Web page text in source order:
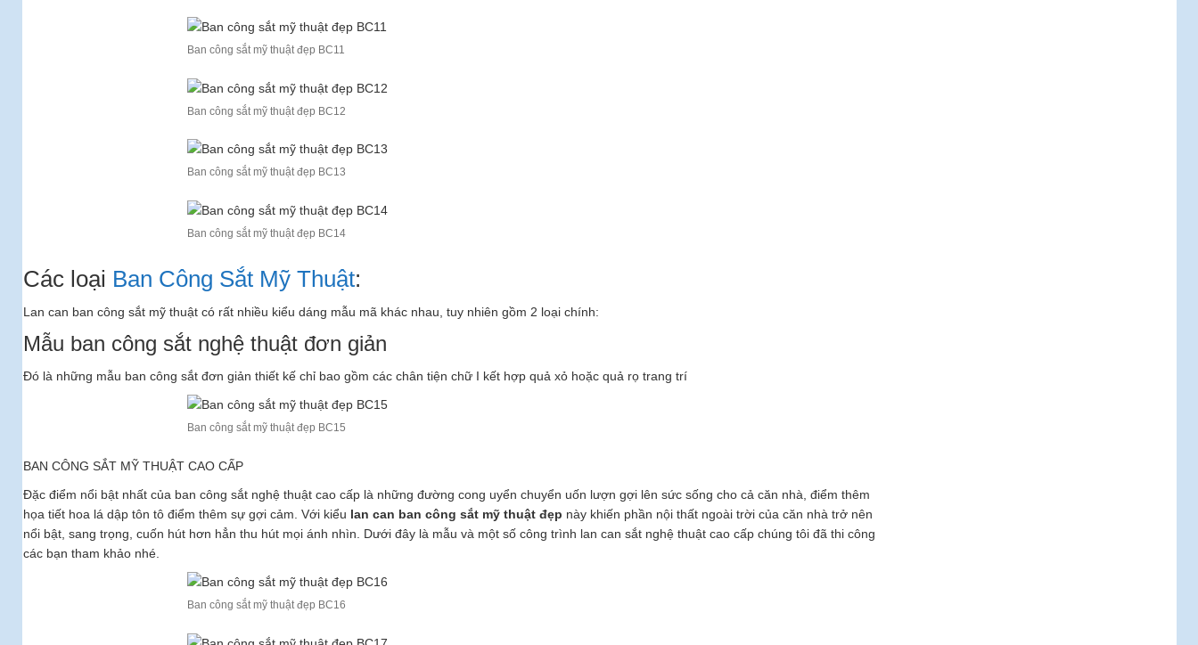
Ban công sắt mỹ thuật đẹp BC11
Ban công sắt mỹ thuật đẹp BC12
Ban công sắt mỹ thuật đẹp BC13
Ban công sắt mỹ thuật đẹp BC14
Các loại Ban Công Sắt Mỹ Thuật:
Lan can ban công sắt mỹ thuật có rất nhiều kiểu dáng mẫu mã khác nhau, tuy nhiên gồm 2 loại chính:
Mẫu ban công sắt nghệ thuật đơn giản
Đó là những mẫu ban công sắt đơn giản thiết kế chỉ bao gồm các chân tiện chữ I kết hợp quả xỏ hoặc quả rọ trang trí
Ban công sắt mỹ thuật đẹp BC15
BAN CÔNG SẮT MỸ THUẬT CAO CẤP
Đặc điểm nổi bật nhất của ban công sắt nghệ thuật cao cấp là những đường cong uyển chuyển uốn lượn gợi lên sức sống cho cả căn nhà, điểm thêm
họa tiết hoa lá dập tôn tô điểm thêm sự gợi cảm. Với kiểu lan can ban công sắt mỹ thuật đẹp này khiến phần nội thất ngoài trời của căn nhà trở nên
nổi bật, sang trọng, cuốn hút hơn hẳn thu hút mọi ánh nhìn. Dưới đây là mẫu và một số công trình lan can sắt nghệ thuật cao cấp chúng tôi đã thi công
các bạn tham khảo nhé.
Ban công sắt mỹ thuật đẹp BC16